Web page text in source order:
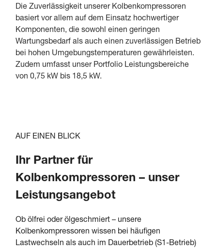
Die Zuverlässigkeit unserer Kolbenkompressoren
basiert vor allem auf dem Einsatz hochwertiger
Komponenten, die sowohl einen geringen
Wartungsbedarf als auch einen zuverlässigen Betrieb
bei hohen Umgebungstemperaturen gewährleisten.
Zudem umfasst unser Portfolio Leistungsbereiche
von 0,75 kW bis 18,5 kW.
AUF EINEN BLICK
Ihr Partner für
Kolbenkompressoren – unser
Leistungsangebot
Ob ölfrei oder ölgeschmiert – unsere
Kolbenkompressoren wissen bei häufigen
Lastwechseln als auch im Dauerbetrieb (S1-Betrieb)